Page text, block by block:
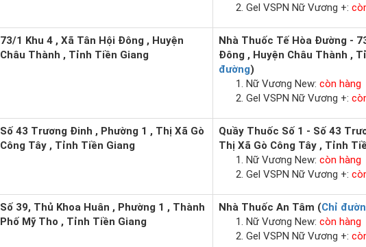
Gel VSPN Nữ Vương +:
73/1 Khu 4 , Xã Tân Hội Đông , Huyện
Châu Thành , Tỉnh Tiền Giang
Nhà Thuốc Tế Hòa Đường -
Đông , Huyện Châu Thành ,
đường)
Nữ Vương New: còn hàng
Gel VSPN Nữ Vương +:
Số 43 Trương Đinh , Phường 1 , Thị Xã Gò
Công Tây , Tỉnh Tiền Giang
Quầy Thuốc Số 1 - Số 43
Thị Xã Gò Công Tây , Tỉnh
Nữ Vương New: còn hàng
Gel VSPN Nữ Vương +:
Số 39, Thủ Khoa Huân , Phường 1 , Thành
Phố Mỹ Tho , Tỉnh Tiền Giang
Nhà Thuốc An Tâm (Chỉ
Nữ Vương New: còn hàng
Gel VSPN Nữ Vương +: